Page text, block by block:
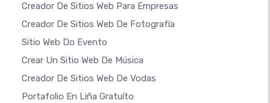
Creador De Sitios Web Para Empresas
Creador De Sitios Web De Fotografía
Sitio Web Do Evento
Crear Un Sitio Web De Música
Creador De Sitios Web De Vodas
Portafolio En Liña Gratuíto